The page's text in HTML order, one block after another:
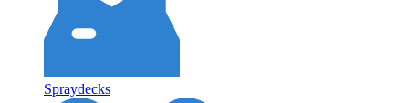
Spraydecks